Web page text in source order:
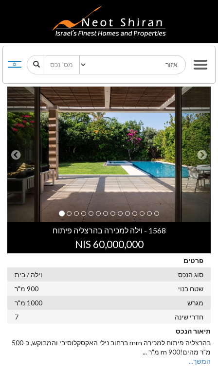
Previous Next
1568 - וילה למכירה בהרצליה פיתוח
60,000,000 NIS
פרטים
סוג הנכס
וילה / בית
שטח בנוי
900 מ"ר
מגרש
1000 מ"ר
חדרי שינה
7
תיאור הנכס
בהרצליה פיתוח למכירה rnrn ברחוב נילי האקסקלוסיבי והמבוקש, כ-500
מ"ר מהים!rn 900 מ"ר
...
המשך...